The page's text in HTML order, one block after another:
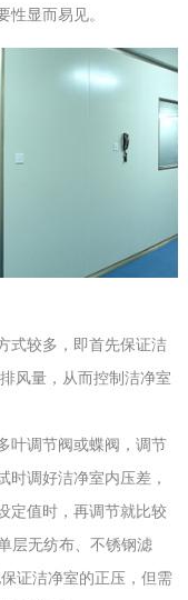
显而易见。
较多，即首先保证洁
风量，从而控制洁净室
调节阀或蝶阀，调节
时调好洁净室内压差，
定值时，再调节就比较
层无纺布、不锈钢滤
证洁净室的正压，但需